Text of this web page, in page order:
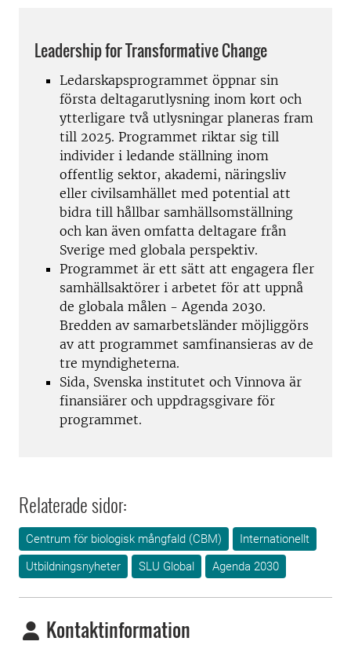
Leadership for Transformative Change
Ledarskapsprogrammet öppnar sin
första deltagarutlysning inom kort och
ytterligare två utlysningar planeras fram
till 2025. Programmet riktar sig till
individer i ledande ställning inom
offentlig sektor, akademi, näringsliv
eller civilsamhället med potential att
bidra till hållbar samhällsomställning
och kan även omfatta deltagare från
Sverige med globala perspektiv.
Programmet är ett sätt att engagera fler
samhällsaktörer i arbetet för att uppnå
de globala målen - Agenda 2030.
Bredden av samarbetsländer möjliggörs
av att programmet samfinansieras av de
tre myndigheterna.
Sida, Svenska institutet och Vinnova är
finansiärer och uppdragsgivare för
programmet.
Relaterade sidor:
Centrum för biologisk mångfald (CBM)
Internationellt
Utbildningsnyheter
SLU Global Agenda 2030
Kontaktinformation